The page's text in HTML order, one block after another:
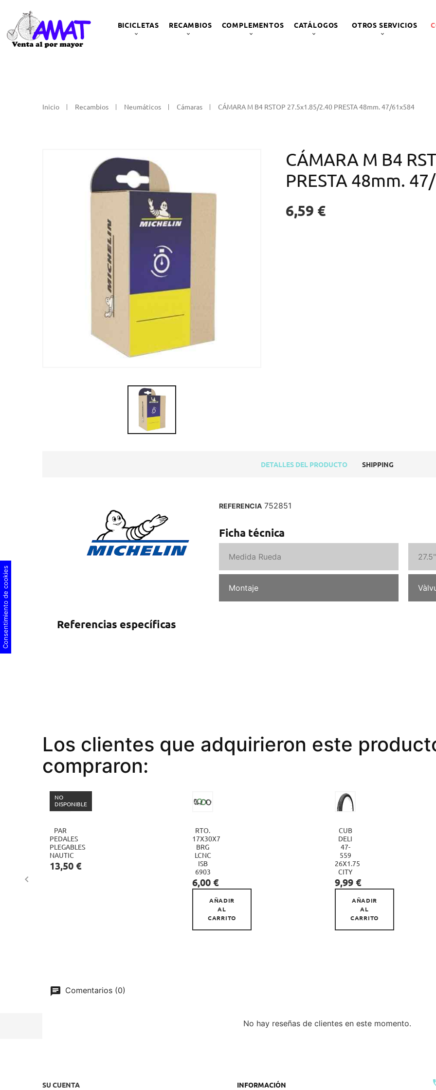
BICICLETAS RECAMBIOS COMPLEMENTOS CATÁLOGOS OTROS SERVICIOS
Inicio Recambios Neumáticos Cámaras CÁMARA M B4 RSTOP 27.5x1.85/2.40 PRESTA 48mm. 47/61x584
CÁMARA M B4
PRESTA 48mm.
6,59 €
DETALLES DEL PRODUCTO SHIPPING
REFERENCIA 752851
Ficha técnica
Medida Rueda 27.5"
Montaje
Referencias específicas
Los clientes que adquirieron este
compraron:

NO
DISPONIBLE
PAR
PEDALES
PLEGABLES
NAUTIC
Precio
13,50 €
RTO.
17X30X7
BRG
LCNC
ISB
6903
Precio
6,00 €
AÑADIR
AL
CARRITO
CUB
DELI
47-
559
26X1.75
CITY
Precio
9,99 €

AÑADIR
AL
CARRITO
Comentarios (0)
No hay reseñas de clientes en este momento.
SU CUENTA INFORMACIÓN
Consentimiento de cookies